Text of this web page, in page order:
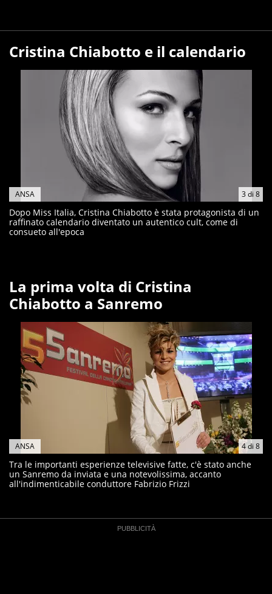
Cristina Chiabotto e il calendario
3di 8
ANSA
Dopo Miss Italia, Cristina Chiabotto è stata protagonista di un
raffinato calendario diventato un autentico cult, come di
consueto all'epoca
La prima volta di Cristina
Chiabotto a Sanremo
4di 8
ANSA
Tra le importanti esperienze televisive fatte, c'è stato anche
un Sanremo da inviata e una notevolissima, accanto
all'indimenticabile conduttore Fabrizio Frizzi